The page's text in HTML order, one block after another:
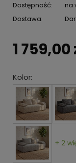
Dostępność:
na
Dostawa:
1 759,00
Kolor:
+ 2